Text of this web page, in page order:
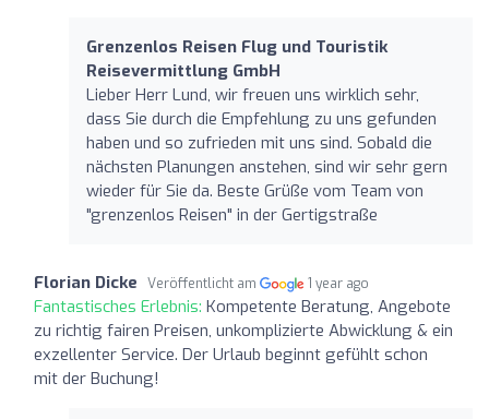
Grenzenlos Reisen Flug und Touristik
Reisevermittlung GmbH
Lieber Herr Lund, wir freuen uns wirklich sehr,
dass Sie durch die Empfehlung zu uns gefunden
haben und so zufrieden mit uns sind. Sobald die
nächsten Planungen anstehen, sind wir sehr gern
wieder für Sie da. Beste Grüße vom Team von
"grenzenlos Reisen" in der Gertigstraße
Florian Dicke Veröffentlicht am 1 year ago
Fantastisches Erlebnis: Kompetente Beratung, Angebote
zu richtig fairen Preisen, unkomplizierte Abwicklung & ein
exzellenter Service. Der Urlaub beginnt gefühlt schon
mit der Buchung!